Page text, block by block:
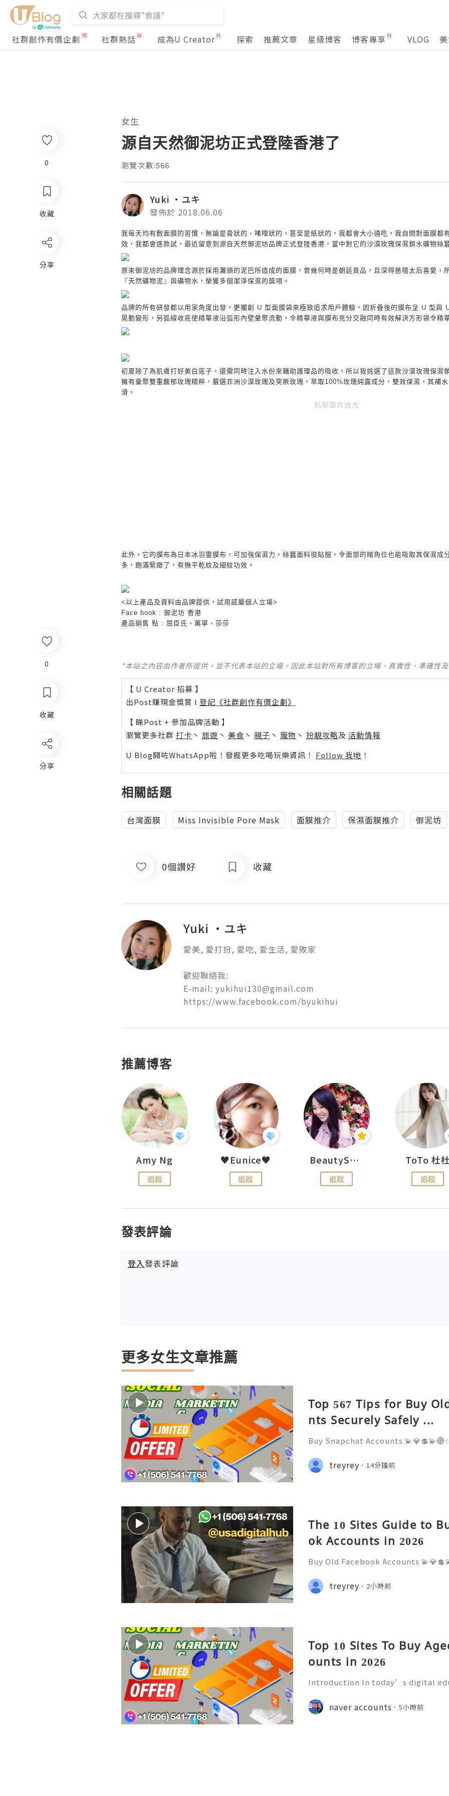
社群創作有價企劃 社群熱話 成為U Creator 探索 推薦文章 星級博客 博客專享 VLOG
0
收藏
分享
女生
源自天然御泥坊正式登陸香港了
瀏覽次數:566
Yuki ‧ユキ
發佈於 2018.06.06
我每天均有敷面膜的習慣，無論是膏狀的、啫哩狀的，甚至是紙狀的，我都會大小通吃，我自問對面膜都
效，我都會逐款試，最近留意到源自天然御泥坊品牌正式登陸香港，當中對它的沙漠玫瑰保濕鎖水礦物絲
原來御泥坊的品牌理念源於採用灘頭的泥巴所造成的面膜，曾幾何時是朝廷貢品，且深得慈禧太后喜愛，
『天然礦物泥』與礦物水，榮獲多個潔淨保濕的獎項。
品牌的所有研發都以用家角度出發，更獨創 U 型面膜袋來極致追求用戶體驗，因折疊後的膜布呈 U 型與
晃動變形，另弧線收底使精華液沿弧形內壁彙聚流動，令精華液與膜布充分交融同時有效解決方形袋令精
初夏除了為肌膚打好美白底子，還需同時注入水份來輔助護理品的吸收，所以我挑選了這款沙漠玫瑰保濕
擁有彙聚雙重馥郁玫瑰精粹，嚴選非洲沙漠玫瑰及突厥玫瑰，萃取 100%玫瑰純露成分，雙效保濕，其補
滑。
點擊圖片放大
此外，它的膜布為日本冰羽靈膜布，可加強保濕力，絲蠶面料很貼服，令面部的暗角位也能吸取其保濕成
多，飽滿緊緻了，有撫平乾紋及細紋功效。
<以上產品及資料由品牌提供，試用感屬個人立場>
Face book : 御泥坊 香港
產品銷售 點 : 屈臣氏、萬寧、莎莎
*本站之內容由作者所提供，並不代表本站的立場。因此本站對所有博客的立場、真實性、準確性
【 U Creator 招募 】
出Post賺現金獎賞 l 登記《社群創作有價企劃》
【 睇Post + 參加品牌活動 】
瀏覽更多社群 打卡 丶 旅遊 丶 美食 丶 親子 丶 寵物 丶 扮靚攻略及 活動情報
U Blog開咗WhatsApp啦！發掘更多吃喝玩樂資訊！ Follow 我哋 ！
相關話題
台灣面膜 Miss Invisible Pore Mask 面膜推介 保濕面膜推介 御泥坊
0個讚好 收藏
Yuki ‧ユキ
愛美, 愛打扮, 愛吃, 愛生活, 愛敗家
歡迎聯絡我:
E-mail: yukihui130@gmail.com
推薦博客
Amy Ng
追蹤
♥Eunice♥
追蹤
BeautySearch
追蹤
ToTo 杜
追蹤
發表評論
登入發表評論
更多女生文章推薦
Top 567 Tips for Buy
nts Securely Safely ...
Buy Snapchat Accounts
💫💎💲💫🌐✨💎Telegram:
d: usadigitalhub
treyrey 14分鐘前
The 10 Sites Guide to
ok Accounts in 2026
Buy Old Facebook Accounts
68 💫💎💲💫🌐✨💎Telegram:
cord: usadigitalhub
treyrey 2小時前
Top 10 Sites To Buy
ounts in 2026
Introduction In today’s digital
Educational institutions around
d email accounts to stude
naver accounts 5小時前
0
收藏
分享